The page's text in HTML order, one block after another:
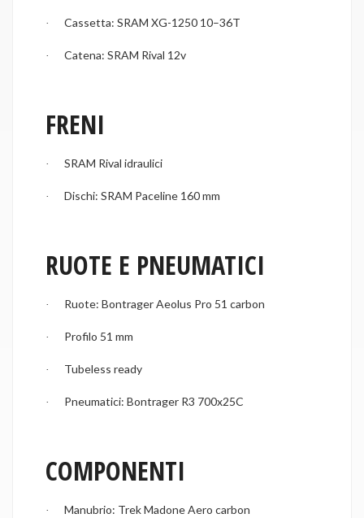
· Cassetta: SRAM XG-1250 10–36T
· Catena: SRAM Rival 12v
FRENI
· SRAM Rival idraulici
· Dischi: SRAM Paceline 160 mm
RUOTE E PNEUMATICI
· Ruote: Bontrager Aeolus Pro 51 carbon
· Profilo 51 mm
· Tubeless ready
· Pneumatici: Bontrager R3 700x25C
COMPONENTI
· Manubrio: Trek Madone Aero carbon